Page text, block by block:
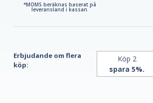
*MOMS beräknas baserat på
leveransland i kassan.
450
kapslar
av
21st
Century
Erbjudande om flera
köp:
Köp 2
spara 5%.